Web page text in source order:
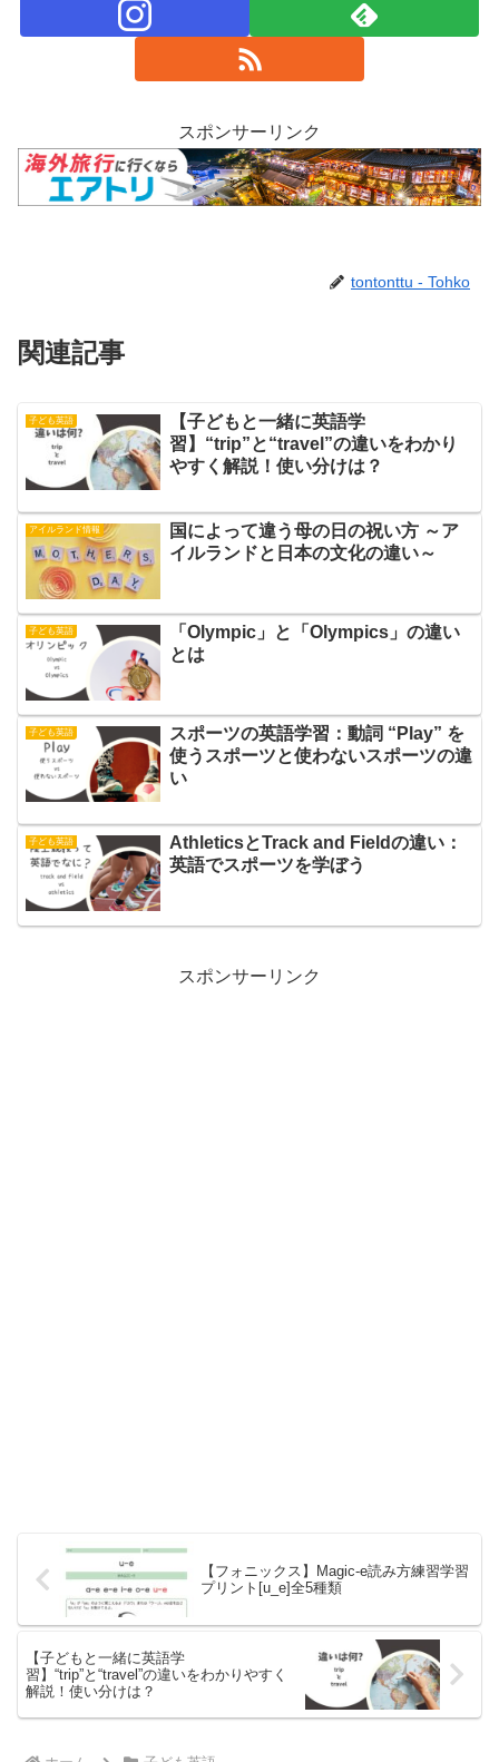
スポンサーリンク
tontonttu - Tohko
関連記事
子ども英語
【子どもと一緒に英語学
習】“trip”と“travel”の違いをわかり
やすく解説！使い分けは？
アイルランド情報
国によって違う母の日の祝い方 ～ア
イルランドと日本の文化の違い～
子ども英語
「Olympic」と「Olympics」の違い
とは
子ども英語
スポーツの英語学習：動詞 “Play” を
使うスポーツと使わないスポーツの違
い
子ども英語
AthleticsとTrack and Fieldの違い：
英語でスポーツを学ぼう
スポンサーリンク
【フォニックス】Magic-e読み方練習学習
プリント[u_e]全5種類
【子どもと一緒に英語学
習】“trip”と“travel”の違いをわかりやすく
解説！使い分けは？